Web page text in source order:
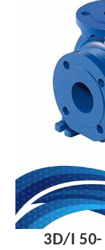
پمپ سانتریفیوژ چدنی آبارا 3D/I 50-